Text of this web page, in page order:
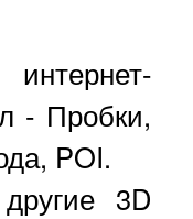
- Пробки,
POI.
3D